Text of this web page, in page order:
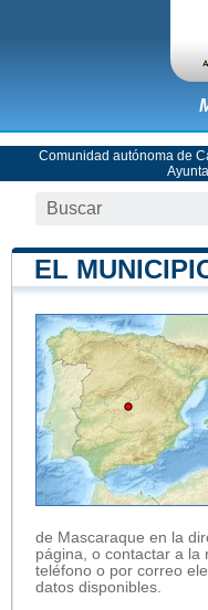
Comunidad autónoma de
EL
de Mascaraque en la
página, o contactar a la
teléfono o por correo
datos disponibles.